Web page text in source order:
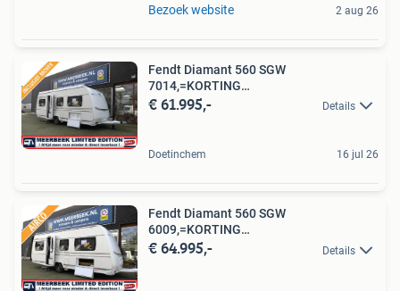
Bezoek website 2 aug 26
Fendt Diamant 560 SGW
7014,=KORTING
AIRCO+ALDE+MOVER+THULE
€ 61.995,- Details
Doetinchem 16 jul 26
Fendt Diamant 560 SGW
6009,=KORTING
AUTOSTEADY+AIRCO+MOVER+E
€ 64.995,- Details